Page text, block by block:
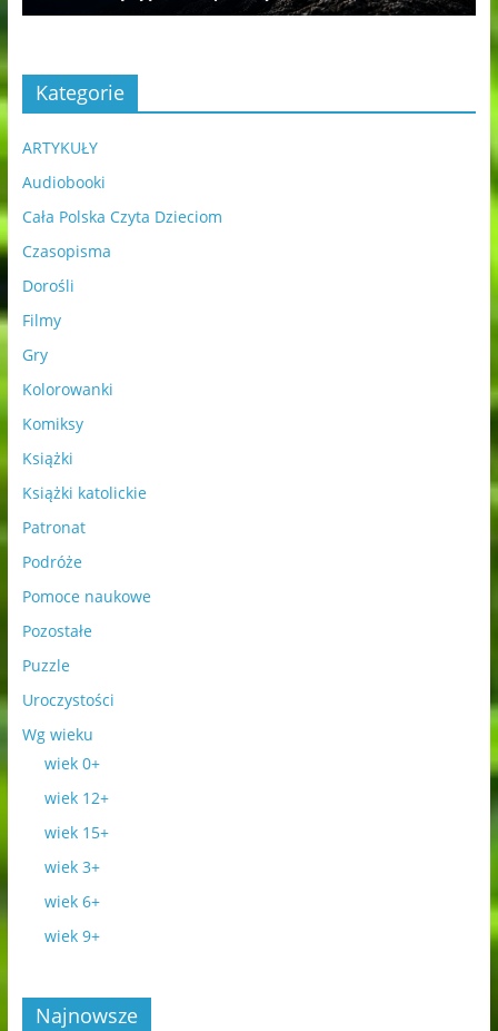
Kategorie
ARTYKUŁY
Audiobooki
Cała Polska Czyta Dzieciom
Czasopisma
Dorośli
Filmy
Gry
Kolorowanki
Komiksy
Książki
Książki katolickie
Patronat
Podróże
Pomoce naukowe
Pozostałe
Puzzle
Uroczystości
Wg wieku
wiek 0+
wiek 12+
wiek 15+
wiek 3+
wiek 6+
wiek 9+
Najnowsze